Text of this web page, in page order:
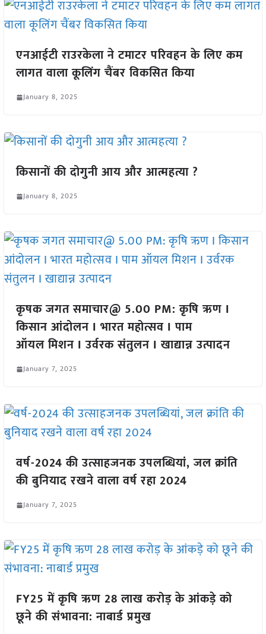
एनआईटी राउरकेला ने टमाटर परिवहन के लिए कम
लागत वाला कूलिंग चैंबर विकसित किया
January 8, 2025
किसानों की दोगुनी आय और आत्महत्या ?
January 8, 2025
कृषक जगत समाचार@ 5.00 PM: कृषि ऋण I
किसान आंदोलन I भारत महोत्सव I पाम
ऑयल मिशन I उर्वरक संतुलन I खाद्यान्न उत्पादन
January 7, 2025
वर्ष-2024 की उत्साहजनक उपलब्धियां, जल क्रांति
की बुनियाद रखने वाला वर्ष रहा 2024
January 7, 2025
FY25 में कृषि ऋण 28 लाख करोड़ के आंकड़े को
छूने की संभावना: नाबार्ड प्रमुख